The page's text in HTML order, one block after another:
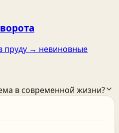
пруду → невиновные
в современной жизни?